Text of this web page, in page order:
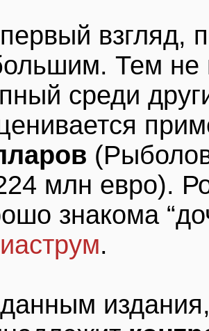
взгляд,
Тем
среди
млн евро).
знакома
.